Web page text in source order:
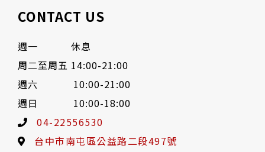
CONTACT US
週一 休息
周二至周五 14:00-21:00
週六 10:00-21:00
週日 10:00-18:00
04-22556530
台中市南屯區公益路二段497號